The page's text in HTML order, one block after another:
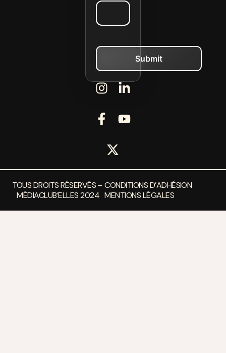
TOUS DROITS RÉSERVÉS –
MÉDIACLUB’ELLES 2024
CONDITIONS D’ADHÉSION
MENTIONS LÉGALES